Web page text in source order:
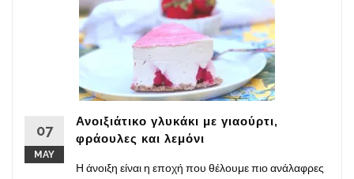
07
MAY
Ανοιξιάτικο γλυκάκι με γιαούρτι,
φράουλες και λεμόνι
Η άνοιξη είναι η εποχή που θέλουμε πιο ανάλαφρες